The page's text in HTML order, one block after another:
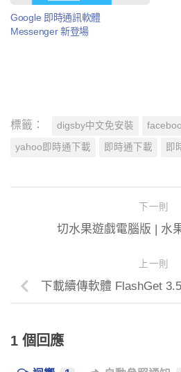
Google 即時通訊軟體
Messenger 新登場
標籤： digsby中文免安裝
yahoo即時通下載 即時通下載 即
下一則
切水果遊戲電腦版 | 水
上一則
下載續傳軟體 FlashGet
1 個回應